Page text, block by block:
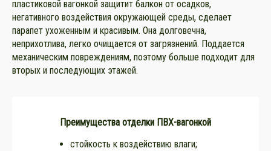
пластиковой вагонкой защитит балкон от осадков,
негативного воздействия окружающей среды, сделает
парапет ухоженным и красивым. Она долговечна,
неприхотлива, легко очищается от загрязнений. Поддается
механическим повреждениям, поэтому больше подходит для
вторых и последующих этажей.
Преимущества отделки ПВХ-вагонкой
стойкость к воздействию влаги;